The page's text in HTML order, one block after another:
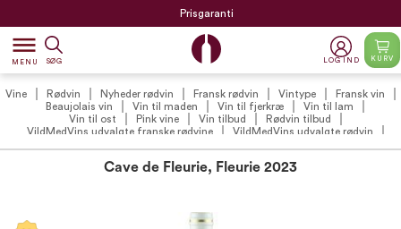
Prisgaranti
dehaze
MENU SØG LOG IND KURV
Vine Rødvin Nyheder rødvin Fransk rødvin Vintype
Fransk vin
Beaujolais vin
Vin til maden Vin til fjerkræ
Vin til lam
Vin til ost
Pink vine Vin tilbud
Rødvin tilbud
VildMedVins udvalgte franske rødvine
VildMedVins udvalgte rødvin
VildMedVins anbefalede rødvin (VIP)
Vintilbud under 200 kr.
Cave de Fleurie, Fleurie 2023